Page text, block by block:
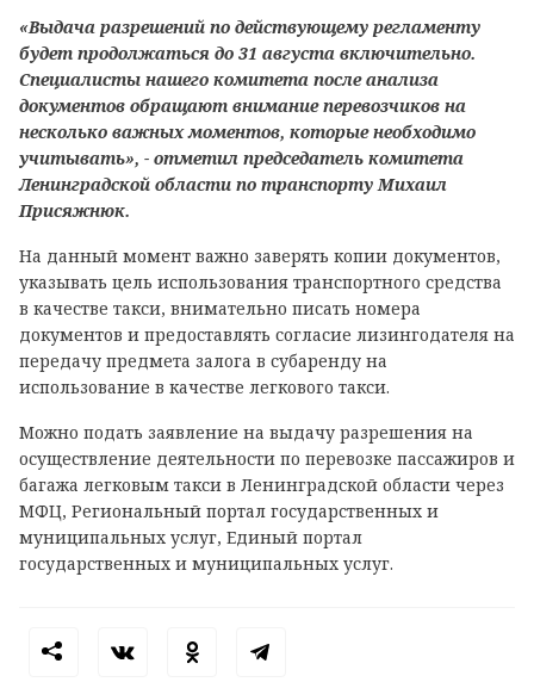
«Выдача разрешений по действующему регламенту
будет продолжаться до 31 августа включительно.
Специалисты нашего комитета после анализа
документов обращают внимание перевозчиков на
несколько важных моментов, которые необходимо
учитывать», - отметил председатель комитета
Ленинградской области по транспорту Михаил
Присяжнюк.
На данный момент важно заверять копии документов,
указывать цель использования транспортного средства
в качестве такси, внимательно писать номера
документов и предоставлять согласие лизингодателя на
передачу предмета залога в субаренду на
использование в качестве легкового такси.
Можно подать заявление на выдачу разрешения на
осуществление деятельности по перевозке пассажиров и
багажа легковым такси в Ленинградской области через
МФЦ, Региональный портал государственных и
муниципальных услуг, Единый портал
государственных и муниципальных услуг.